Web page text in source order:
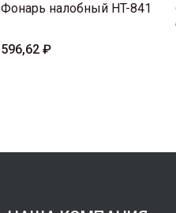
Фонарь налобный HT-841
596,62 ₽